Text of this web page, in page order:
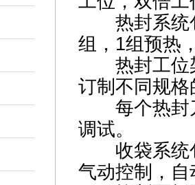
热封系统包
组，1组预热
热封工位架
订制不同规
每个热封刀
调试。
收袋系统包
气动控制，